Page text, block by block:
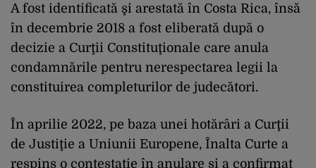
A fost identificată şi arestată în Costa Rica, însă
în decembrie 2018 a fost eliberată după o
decizie a Curţii Constituţionale care anula
condamnările pentru nerespectarea legii la
constituirea completurilor de judecători.
În aprilie 2022, pe baza unei hotărâri a Curţii
de Justiţie a Uniunii Europene, Înalta Curte a
respins o contestaţie în anulare şi a confirmat